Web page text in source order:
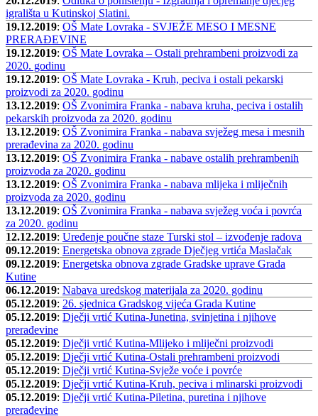
igrališta u Kutinskoj Slatini.
19.12.2019: OŠ Mate Lovraka - SVJEŽE MESO I MESNE
PRERAĐEVINE
19.12.2019: OŠ Mate Lovraka – Ostali prehrambeni proizvodi za
2020. godinu
19.12.2019: OŠ Mate Lovraka - Kruh, peciva i ostali pekarski
proizvodi za 2020. godinu
13.12.2019: OŠ Zvonimira Franka - nabava kruha, peciva i ostalih
pekarskih proizvoda za 2020. godinu
13.12.2019: OŠ Zvonimira Franka - nabava svježeg mesa i mesnih
prerađevina za 2020. godinu
13.12.2019: OŠ Zvonimira Franka - nabave ostalih prehrambenih
proizvoda za 2020. godinu
13.12.2019: OŠ Zvonimira Franka - nabava mlijeka i mliječnih
proizvoda za 2020. godinu
13.12.2019: OŠ Zvonimira Franka - nabava svježeg voća i povrća
za 2020. godinu
12.12.2019: Uređenje poučne staze Turski stol – izvođenje radova
09.12.2019: Energetska obnova zgrade Dječjeg vrtića Maslačak
09.12.2019: Energetska obnova zgrade Gradske uprave Grada
Kutine
06.12.2019: Nabava uredskog materijala za 2020. godinu
05.12.2019: 26. sjednica Gradskog vijeća Grada Kutine
05.12.2019: Dječji vrtić Kutina-Junetina, svinjetina i njihove
prerađevine
05.12.2019: Dječji vrtić Kutina-Mlijeko i mliječni proizvodi
05.12.2019: Dječji vrtić Kutina-Ostali prehrambeni proizvodi
05.12.2019: Dječji vrtić Kutina-Svježe voće i povrće
05.12.2019: Dječji vrtić Kutina-Kruh, peciva i mlinarski proizvodi
05.12.2019: Dječji vrtić Kutina-Piletina, puretina i njihove
prerađevine